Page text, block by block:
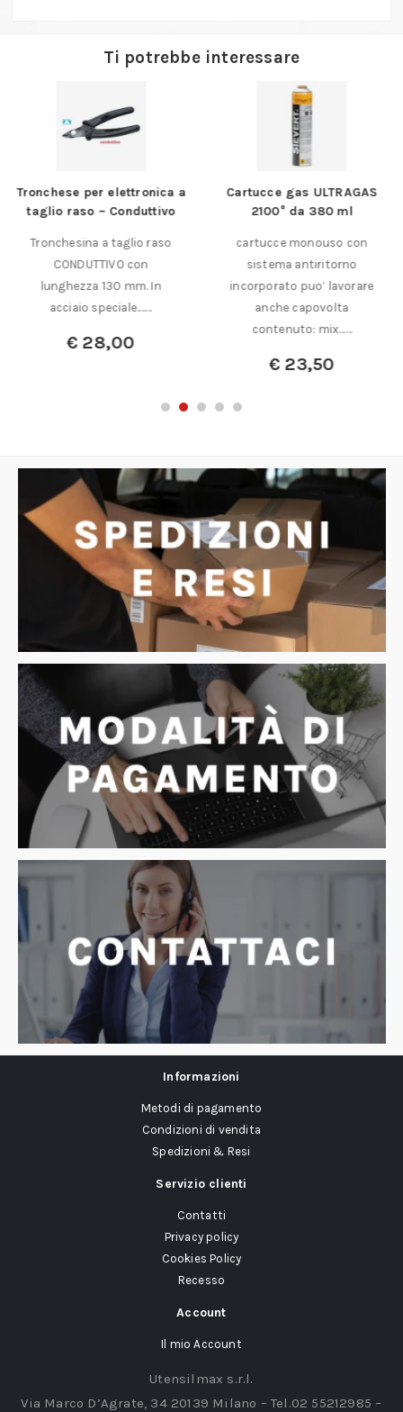
Ti potrebbe interessare
Tronchese per elettronica a
taglio raso – Conduttivo
Tronchesina a taglio raso
CONDUTTIVO con
lunghezza 130 mm. In
acciaio speciale.……
€28,00
Cartucce gas ULTRAGAS
2100° da 380 ml
cartucce monouso con
sistema antiritorno
incorporato puo’ lavorare
anche capovolta
contenuto: mix……
€23,50
Informazioni
Metodi di pagamento
Condizioni di vendita
Spedizioni & Resi
Servizio clienti
Contatti
Privacy policy
Cookies Policy
Recesso
Account
Il mio Account
Utensilmax s.r.l.
Via Marco D’Agrate, 34 20139 Milano – Tel.02 55212985 –